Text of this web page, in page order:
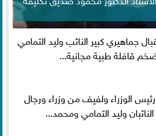
جماهيري كبير النائب وليد التمامي
قافلة طبية مجانية...
الوزراء ولفيف من وزراء ورجال
وليد التمامي ومحمد...